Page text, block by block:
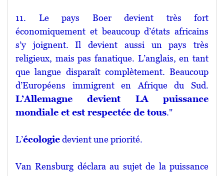
11. Le pays Boer devient très fort
économiquement et beaucoup d’états africains
s’y joignent. Il devient aussi un pays très
religieux, mais pas fanatique. L’anglais, en tant
que langue disparaît complètement. Beaucoup
d’Européens immigrent en Afrique du Sud.
L’Allemagne devient LA puissance
mondiale et est respectée de tous."
L’écologiedevient une priorité.
Van Rensburg déclara au sujet de la puissance